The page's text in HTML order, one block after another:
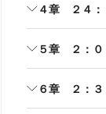
４章 ２４：
５章 ２：０
６章 ２：３